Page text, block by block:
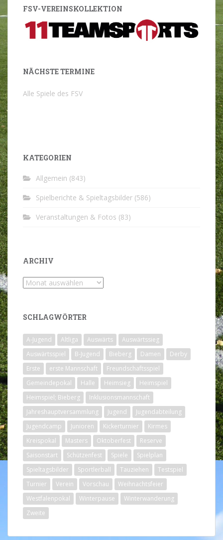
FSV-VEREINSKOLLEKTION
NÄCHSTE TERMINE
Alle Spiele des FSV
KATEGORIEN
Allgemein (843)
Spielberichte & Spieltagsbilder (586)
Veranstaltungen & Fotos (83)
ARCHIV
Archiv
SCHLAGWÖRTER
A-Jugend Altliga Auswärts
Auswärtssieg
Auswärtsspiel
B-Jugend Bieberg Damen
Derby
Erste
erste Mannschaft
Freundschaftsspiel
Gemeindepokal
Halle Heimsieg
Heimspiel
Heimspiel; Bieberg
Inklusionsmannschaft
Jahreshauptversammlung
Jugend
Jugendabteilung
Jugendcamp
Junioren Kickerturnier
Kirmes
Kreispokal
Masters Oktoberfest
Reserve
Saisonstart
Schützenfest Spiele
Spielplan
Spieltagsbilder
Sportlerball Tauziehen
Testspiel
Turnier
Verein Vorschau
Weihnachtsfeier
Westfalenpokal
Winterpause
Winterwanderung
Zweite